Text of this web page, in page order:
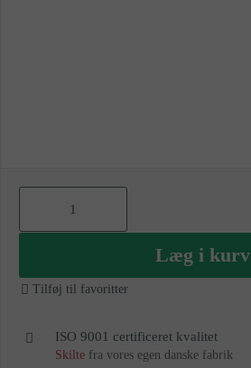
Læg i kurv
Tilføj til favoritter
ISO 9001 certificeret kvalitet
Skilte fra vores egen danske fabrik